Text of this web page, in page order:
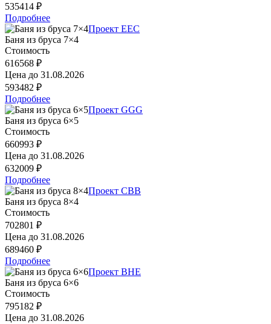
535414 ₽
Подробнее
Проект EEC
Баня из бруса 7×4
Стоимость
616568 ₽
Цена до 31.08.2026
593482 ₽
Подробнее
Проект GGG
Баня из бруса 6×5
Стоимость
660993 ₽
Цена до 31.08.2026
632009 ₽
Подробнее
Проект CBB
Баня из бруса 8×4
Стоимость
702801 ₽
Цена до 31.08.2026
689460 ₽
Подробнее
Проект BHE
Баня из бруса 6×6
Стоимость
795182 ₽
Цена до 31.08.2026